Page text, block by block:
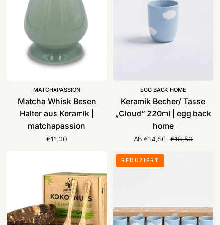
Keramik
matchapassion
MATCHAPASSION
Matcha Whisk Besen
Halter aus Keramik |
matchapassion
€11,00
back
EGG BACK HOME
Keramik Becher/ Tasse
„Cloud“ 220ml | egg back
home
Ab €14,50 Normaler Preis
€18,50
(Schüssel&Löffel)
Pandoo
Espresso
Tasse
egg
back
REDUZIERT